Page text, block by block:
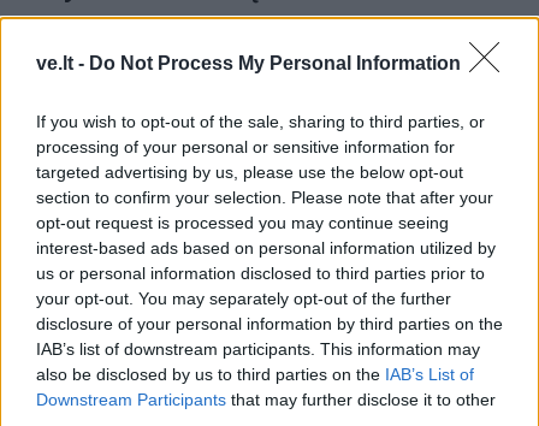
ve.lt - Do Not Process My Personal Information
If you wish to opt-out of the sale, sharing to third parties, or
processing of your personal or sensitive information for
targeted advertising by us, please use the below opt-out
section to confirm your selection. Please note that after your
opt-out request is processed you may continue seeing
interest-based ads based on personal information utilized by
us or personal information disclosed to third parties prior to
your opt-out. You may separately opt-out of the further
disclosure of your personal information by third parties on the
IAB’s list of downstream participants. This information may
also be disclosed by us to third parties on the IAB’s List of
Downstream Participants that may further disclose it to other
Komentaras
This site is protected by